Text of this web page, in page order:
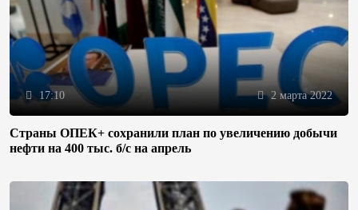
17:10 2 марта 2022
Страны ОПЕК+ сохранили план по увеличению добычи
нефти на 400 тыс. б/с на апрель